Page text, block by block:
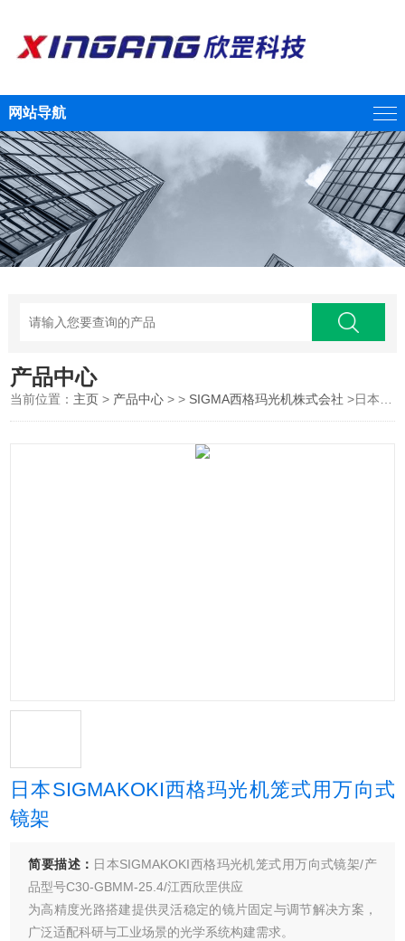
网站导航
产品中心
当前位置： 主页 > 产品中心 > > SIGMA西格玛光机株式会社 >日本SIGMAKOKI西格玛光机笼式用万向式镜架
日本SIGMAKOKI西格玛光机笼式用万向式
镜架
简要描述： 日本SIGMAKOKI西格玛光机笼式用万向式镜架/产
品型号C30-GBMM-25.4/江西欣罡供应
为高精度光路搭建提供灵活稳定的镜片固定与调节解决方案，
广泛适配科研与工业场景的光学系统构建需求。